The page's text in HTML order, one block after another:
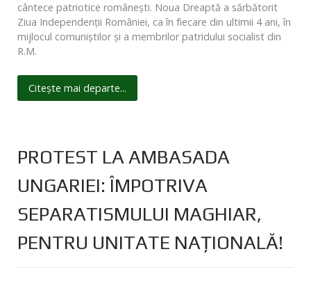
cântece patriotice românești. Noua Dreaptă a sărbătorit
Ziua Independenții României, ca în fiecare din ultimii 4 ani, în
mijlocul comuniștilor și a membrilor patridului socialist din
R.M.
Citește mai departe...
PROTEST LA AMBASADA
UNGARIEI: ÎMPOTRIVA
SEPARATISMULUI MAGHIAR,
PENTRU UNITATE NAȚIONALĂ!